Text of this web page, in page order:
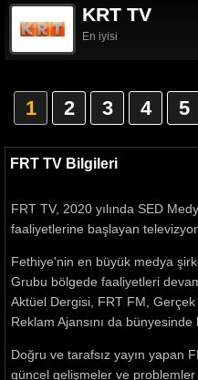
KRT TV
En iyisi
1 2 3 4 5
FRT TV Bilgileri
FRT TV, 2020 yılında SED
faaliyetlerine başlayan televizyon
Fethiye'nin en büyük medya
Grubu bölgede faaliyetleri
Aktüel Dergisi, FRT FM,
Reklam Ajansını da bünyesinde
Doğru ve tarafsız yayın yapan
güncel gelişmeler ve problemler